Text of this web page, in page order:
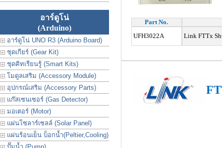
อาร์ดูโน่
(Arduino)
อาร์ดูโน่ UNO R3 (Arduino Board)
ชุดเกียร์ (Gear Kit)
ชุดคิทเรียนรู้ (Smart Kits)
โมดูลเสริม (Accessory Module)
อุปกรณ์เสริม (Accessory Parts)
แก๊สเซนเซอร์ (Gas Detector)
มอเตอร์ (Motor)
แผ่นโซลาร์เซลล์ (Solar Panel)
แผ่นร้อนเย็น บ็อกน้ำ(Peltier,Cooling)
Part No.
UFH3022A
Link FTTx